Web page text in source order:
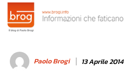
Paolo Brogi 13 Aprile 2014